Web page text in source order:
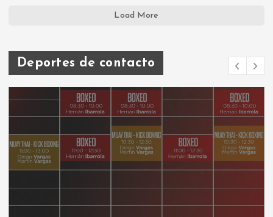
Load More
Deportes de contacto